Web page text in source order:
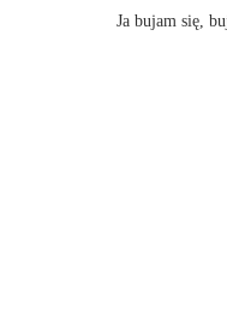
Ja bujam się,